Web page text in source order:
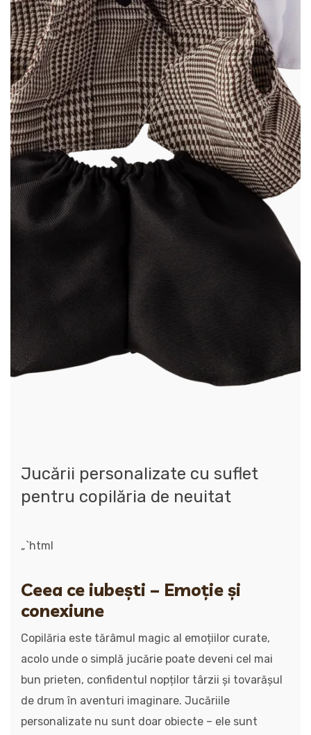
Jucării personalizate cu suflet
pentru copilăria de neuitat
„`html
Ceea ce iubești – Emoție și
conexiune
Copilăria este tărâmul magic al emoțiilor curate,
acolo unde o simplă jucărie poate deveni cel mai
bun prieten, confidentul nopților târzii și tovarășul
de drum în aventuri imaginare. Jucăriile
personalizate nu sunt doar obiecte – ele sunt